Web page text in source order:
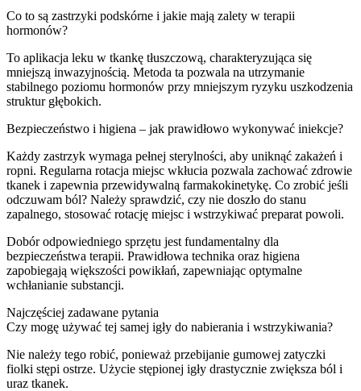
Co to są zastrzyki podskórne i jakie mają zalety w terapii
hormonów?
To aplikacja leku w tkankę tłuszczową, charakteryzująca się
mniejszą inwazyjnością. Metoda ta pozwala na utrzymanie
stabilnego poziomu hormonów przy mniejszym ryzyku uszkodzenia
struktur głębokich.
Bezpieczeństwo i higiena – jak prawidłowo wykonywać iniekcje?
Każdy zastrzyk wymaga pełnej sterylności, aby uniknąć zakażeń i
ropni. Regularna rotacja miejsc wkłucia pozwala zachować zdrowie
tkanek i zapewnia przewidywalną farmakokinetykę. Co zrobić jeśli
odczuwam ból? Należy sprawdzić, czy nie doszło do stanu
zapalnego, stosować rotację miejsc i wstrzykiwać preparat powoli.
Dobór odpowiedniego sprzętu jest fundamentalny dla
bezpieczeństwa terapii. Prawidłowa technika oraz higiena
zapobiegają większości powikłań, zapewniając optymalne
wchłanianie substancji.
Najczęściej zadawane pytania
Czy mogę używać tej samej igły do nabierania i wstrzykiwania?
Nie należy tego robić, ponieważ przebijanie gumowej zatyczki
fiolki stępi ostrze. Użycie stępionej igły drastycznie zwiększa ból i
uraz tkanek.